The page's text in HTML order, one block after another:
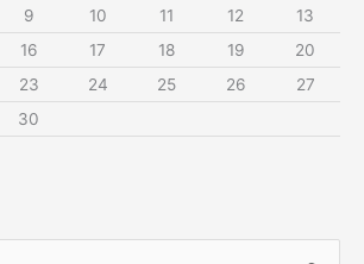
9 10 11 12
13
16 17 18 19
20
23 24 25 26
27
30